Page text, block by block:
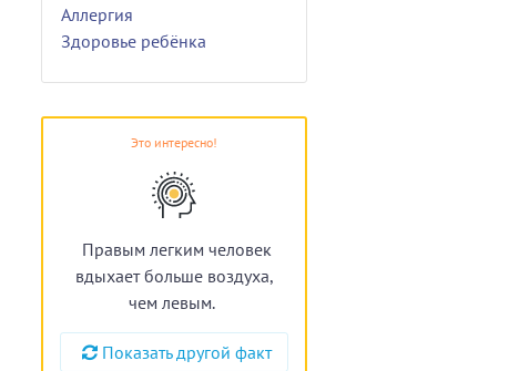
Аллергия
Здоровье ребёнка
Это интересно!
Правым легким человек
вдыхает больше воздуха,
чем левым.
Показать другой факт